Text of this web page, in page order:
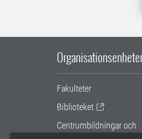
Fakulteter
Biblioteket
Centrumbildningar och